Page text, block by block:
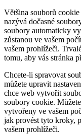
Většina souborů
nazývá dočasné
soubory automaticky
zůstanou ve vašem
vašem prohlížeči.
tomu, aby vás stránka
Chcete-li spravovat
můžete upravit
chce web vytvořit
soubory cookie.
vytvořeny ve vašem
jak provést tyto kroky,
vašem prohlížeči.